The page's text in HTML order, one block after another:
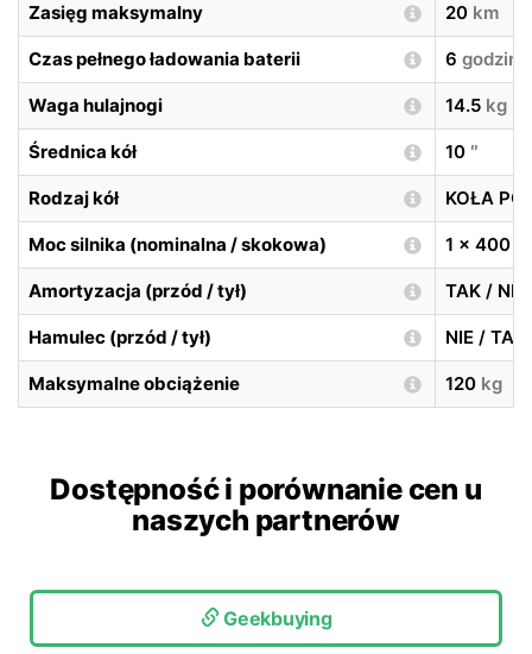
Zasięg maksymalny 20 km
Czas pełnego ładowania baterii 6 godzin
Waga hulajnogi 14.5 kg
Średnica kół 10 ″
Rodzaj kół KOŁA
Moc silnika (nominalna / skokowa) 1 x 400
Amortyzacja (przód / tył) TAK / NIE
Hamulec (przód / tył) NIE /
Maksymalne obciążenie 120 kg
Dostępność i porównanie cen u
naszych partnerów
Geekbuying